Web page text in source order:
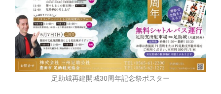
足助城再建開城30周年記念祭ポスター